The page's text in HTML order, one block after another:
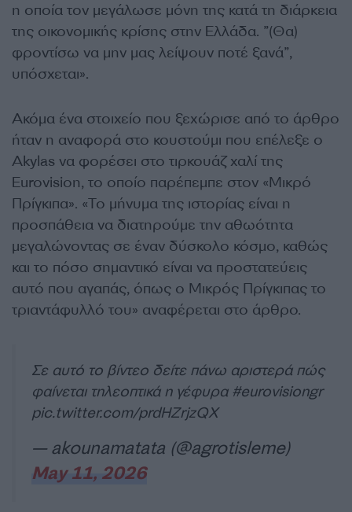
η οποία τον μεγάλωσε μόνη της κατά τη διάρκεια
της οικονομικής κρίσης στην Ελλάδα. ”(Θα)
φροντίσω να μην μας λείψουν ποτέ ξανά”,
υπόσχεται».
Ακόμα ένα στοιχείο που ξεχώρισε από το άρθρο
ήταν η αναφορά στο κουστούμι που επέλεξε ο
Akylas να φορέσει στο τιρκουάζ χαλί της
Eurovision, το οποίο παρέπεμπε στον «Μικρό
Πρίγκιπα». «Το μήνυμα της ιστορίας είναι η
προσπάθεια να διατηρούμε την αθωότητα
μεγαλώνοντας σε έναν δύσκολο κόσμο, καθώς
και το πόσο σημαντικό είναι να προστατεύεις
αυτό που αγαπάς, όπως ο Μικρός Πρίγκιπας το
τριαντάφυλλό του» αναφέρεται στο άρθρο.
Σε αυτό το βίντεο δείτε πάνω αριστερά πώς
φαίνεται τηλεοπτικά η γέφυρα #eurovisiongr
pic.twitter.com/prdHZrjzQX
— akounamatata (@agrotisleme)
May 11, 2026